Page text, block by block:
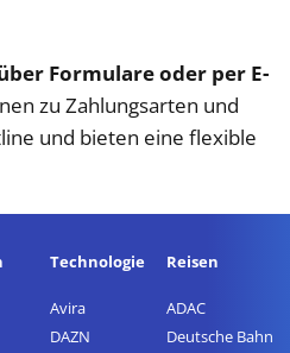
Formulare oder per E-
zu Zahlungsarten und
und bieten eine flexible
Technologie
Avira
DAZN
Reisen
ADAC
Deutsche Bahn